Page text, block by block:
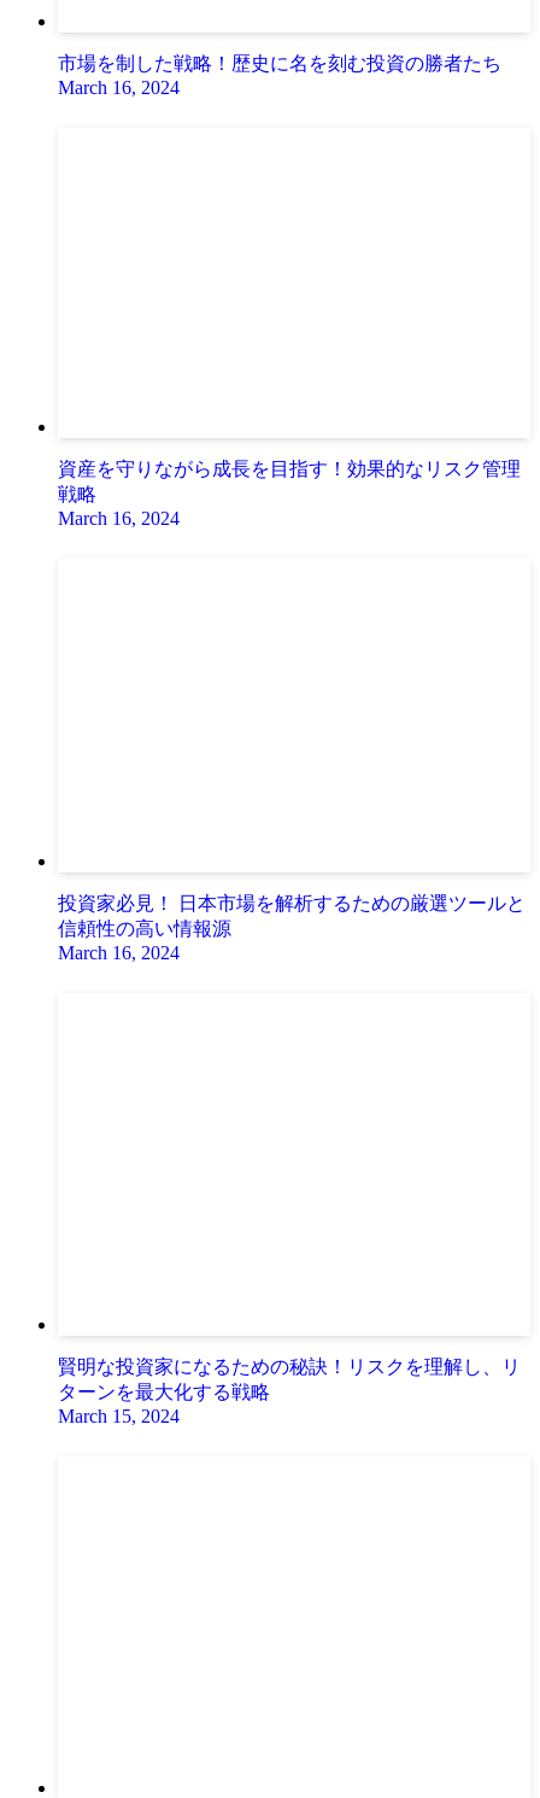
市場を制した戦略！歴史に名を刻む投資の勝者たち
March 16, 2024
資産を守りながら成長を目指す！効果的なリスク管理
戦略
March 16, 2024
投資家必見！ 日本市場を解析するための厳選ツールと
信頼性の高い情報源
March 16, 2024
賢明な投資家になるための秘訣！リスクを理解し、リ
ターンを最大化する戦略
March 15, 2024